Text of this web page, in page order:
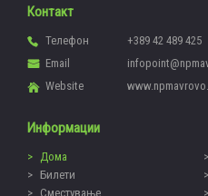
Контакт
Телефон
+389 42 489 425
Email
Website
Информации
Дома
Билети
Сместување